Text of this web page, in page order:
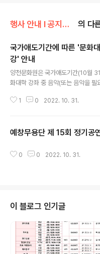
행사 안내 Ι 공지사항/공지사항 의 다
국가애도기간에 따른 '문화
강' 안내
양천문화원은 국가애도기간(10월
화대학 강좌 중 음악(또는 음악을 필
자의 명복을 빌며 가족분들의 슬픔에
차에 보강하도록 하겠습니다. 감사
과리교실, 장구교실, 사물놀이, 어르
1 0 2022. 10. 31.
예창무용단 제 15회 정기공
0 0 2022. 10. 31.
이 블로그 인기글